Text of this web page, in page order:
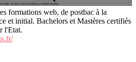
formations web, de postbac à la
et initial. Bachelors et Mastères certifiés
l'Etat.